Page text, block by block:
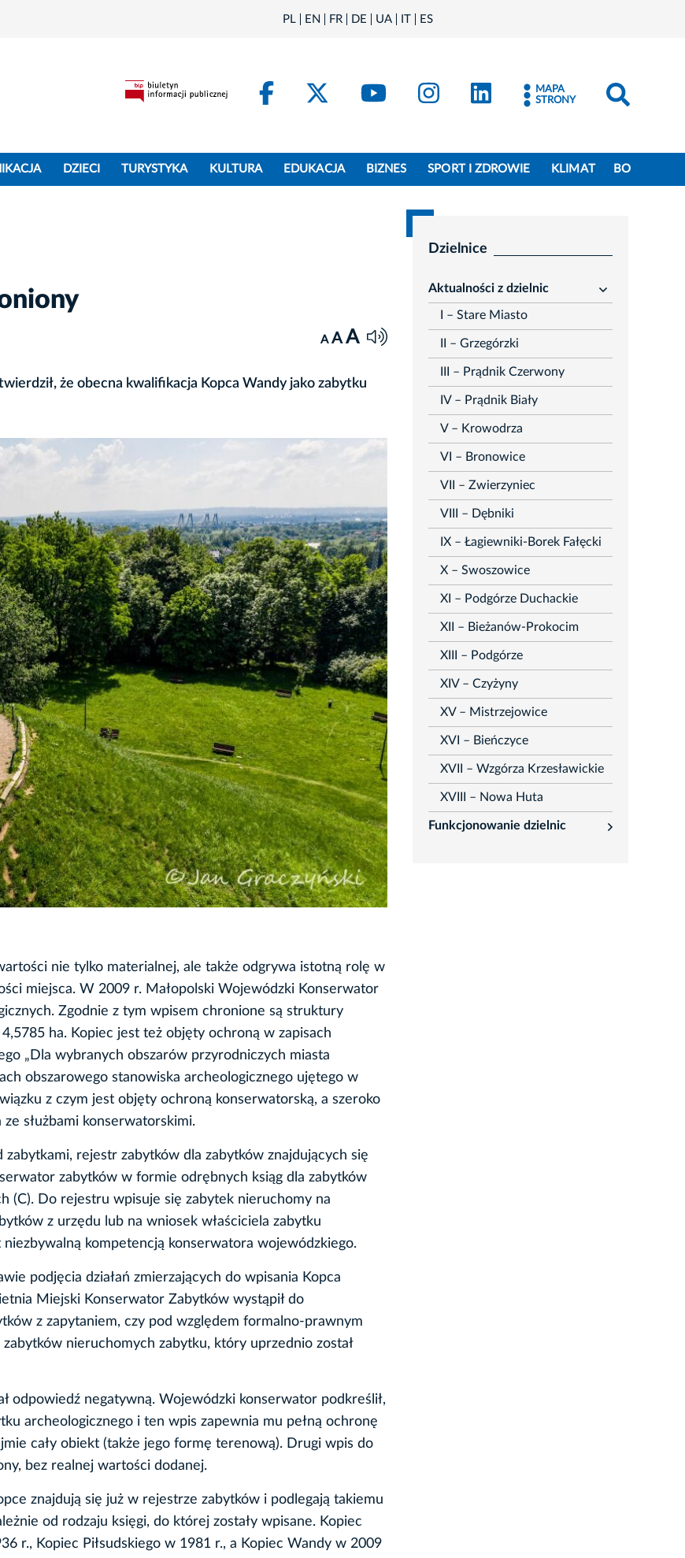
PL EN FR DE UA IT ES
FacebookKraków - X
Kraków - YouTube
Kraków - Instagram
Kraków - LinkedIn
MAPA
STRONY
DZIECI TURYSTYKA KULTURA EDUKACJA BIZNES SPORT I ZDROWIE KLIMAT BO
A A A
że obecna kwalifikacja Kopca Wandy jako zabytku
nie tylko materialnej, ale także odgrywa istotną rolę w
miejsca. W 2009 r. Małopolski Wojewódzki Konserwator
Zgodnie z tym wpisem chronione są struktury
ha. Kopiec jest też objęty ochroną w zapisach
„Dla wybranych obszarów przyrodniczych miasta
obszarowego stanowiska archeologicznego ujętego w
z czym jest objęty ochroną konserwatorską, a szeroko
służbami konserwatorskimi.
rejestr zabytków dla zabytków znajdujących się
zabytków w formie odrębnych ksiąg dla zabytków
(C). Do rejestru wpisuje się zabytek nieruchomy na
z urzędu lub na wniosek właściciela zabytku
kompetencją konserwatora wojewódzkiego.
podjęcia działań zmierzających do wpisania Kopca
Miejski Konserwator Zabytków wystąpił do
z zapytaniem, czy pod względem formalno-prawnym
nieruchomych zabytku, który uprzednio został
odpowiedź negatywną. Wojewódzki konserwator podkreślił,
archeologicznego i ten wpis zapewnia mu pełną ochronę
cały obiekt (także jego formę terenową). Drugi wpis do
bez realnej wartości dodanej.
znajdują się już w rejestrze zabytków i podlegają takiemu
od rodzaju księgi, do której zostały wpisane. Kopiec
r., Kopiec Piłsudskiego w 1981 r., a Kopiec Wandy w 2009
Dzielnice
Aktualności z dzielnic
rozwiń
I – Stare Miasto
II – Grzegórzki
III – Prądnik Czerwony
IV – Prądnik Biały
V – Krowodrza
VI – Bronowice
VII – Zwierzyniec
VIII – Dębniki
IX – Łagiewniki-Borek Fałęcki
X – Swoszowice
XI – Podgórze Duchackie
XII – Bieżanów-Prokocim
XIII – Podgórze
XIV – Czyżyny
XV – Mistrzejowice
XVI – Bieńczyce
XVII – Wzgórza Krzesławickie
XVIII – Nowa Huta
Funkcjonowanie dzielnic
rozwiń